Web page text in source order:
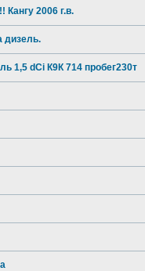
Кангу 2006 г.в.
дизель.
1,5 dCi К9К 714 пробег230т